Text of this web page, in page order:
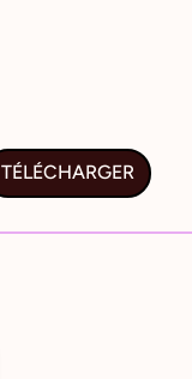
TÉLÉCHARGER